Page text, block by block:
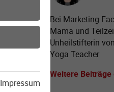
Impressum
Bei Marketing
Mama und
Unheilstifterin
Yoga Teacher
Weitere